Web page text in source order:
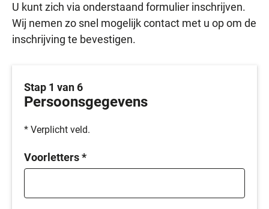
bij onze praktijk heeft ingeschreven.
Zo zorgen we ervoor dat uw dossier compleet is en
U kunt zich via onderstaand formulier inschrijven.
Wij nemen zo snel mogelijk contact met u op om de
inschrijving te bevestigen.
Stap 1 van 6
Persoonsgegevens
* Verplicht veld.
Voorletters*